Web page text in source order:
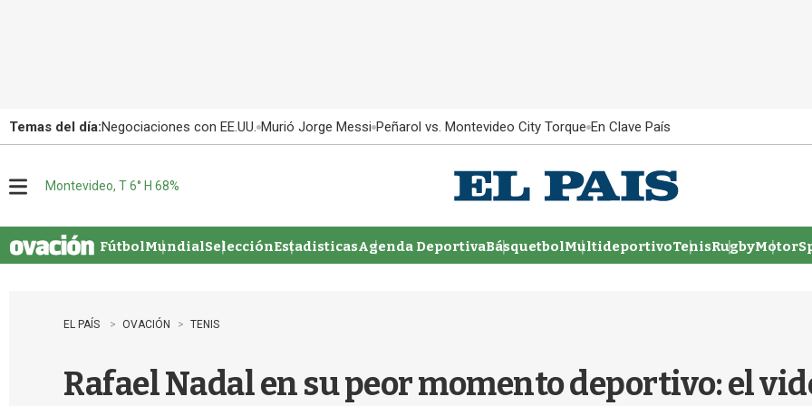
Temas del día:Negociaciones con EE.UU. Murió Jorge Messi Peñarol vs. Montevideo City Torque En Clave País
u
Montevideo, T 6° H 68%
FútbolMundialSelecciónEstadisticasAgenda DeportivaBásquetbolMultideportivoTenisRugby
EL PAÍS OVACIÓN TENIS
Rafael Nadal en su peor momento deportivo: el